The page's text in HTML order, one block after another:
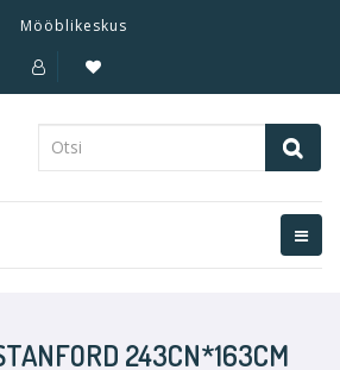
Mööblikeskus
243CN*163CM